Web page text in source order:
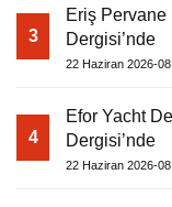
3
Eriş Pervane
Dergisi’nde
22 Haziran 2026-
4
Efor Yacht
Dergisi’nde
22 Haziran 2026-